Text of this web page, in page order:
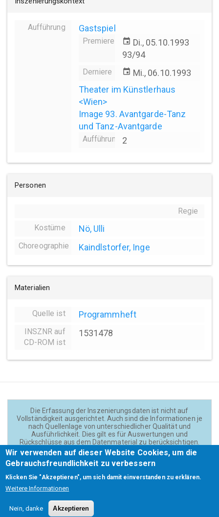
Aufführung Gastspiel
Premiere event Di., 05.10.1993
93/94
Derniere event Mi., 06.10.1993
Theater im Künstlerhaus
<Wien>
Image 93. Avantgarde-Tanz
und Tanz-Avantgarde
Aufführungsanzahl
2
Personen
Regie
Kostüme
Nö, Ulli
Choreographie Kaindlstorfer, Inge
Materialien
Quelle ist Programmheft
INSZNR auf
CD-ROM ist
1531478
Die Erfassung der Inszenierungsdaten ist nicht auf
Vollständigkeit ausgerichtet. Auch sind die Informationen je
nach Quellenlage von unterschiedlicher Qualität und
Ausführlichkeit. Dies gilt es für Auswertungen und
Rückschlüsse aus dem Datenmaterial zu berücksichtigen.
Daten und Texte auf der Website sind - wenn nicht anders
angegeben - lizensiert unterCC BY 4.0(Creator:
Theadok.at).
Footer
Wir verwenden auf dieser Website Cookies, um die
Gebrauchsfreundlichkeit zu verbessern
Klicken Sie "Akzeptieren", um sich damit einverstanden zu erklären.
Weitere Informationen
Nein, danke Akzeptieren